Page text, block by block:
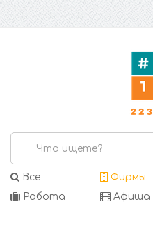
Все Фирмы
Работа
Афиша